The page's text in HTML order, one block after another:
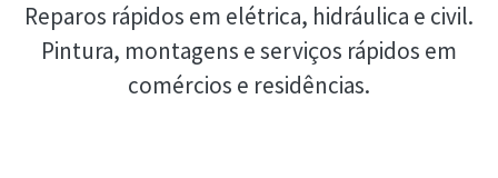
Reparos rápidos em elétrica, hidráulica e civil.
Pintura, montagens e serviços rápidos em
comércios e residências.